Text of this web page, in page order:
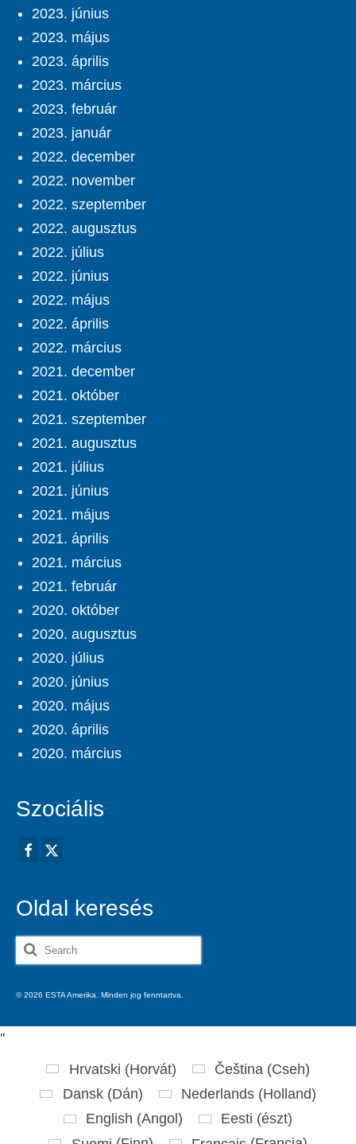
2023. június
2023. május
2023. április
2023. március
2023. február
2023. január
2022. december
2022. november
2022. szeptember
2022. augusztus
2022. július
2022. június
2022. május
2022. április
2022. március
2021. december
2021. október
2021. szeptember
2021. augusztus
2021. július
2021. június
2021. május
2021. április
2021. március
2021. február
2020. október
2020. augusztus
2020. július
2020. június
2020. május
2020. április
2020. március
Szociális
Oldal keresés
Search
for:
© 2026 ESTA Amerika. Minden jog fenntartva.
''
Hrvatski (Horvát) Čeština (Cseh)
Dansk(Dán) Nederlands(Holland)
English (Angol ) Eesti (észt)